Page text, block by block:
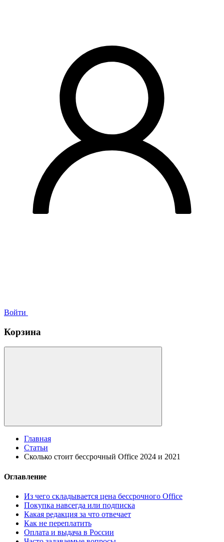
Войти
Корзина
Главная
Статьи
Сколько стоит бессрочный Office 2024 и 2021
Оглавление
Из чего складывается цена бессрочного Office
Покупка навсегда или подписка
Какая редакция за что отвечает
Как не переплатить
Оплата и выдача в России